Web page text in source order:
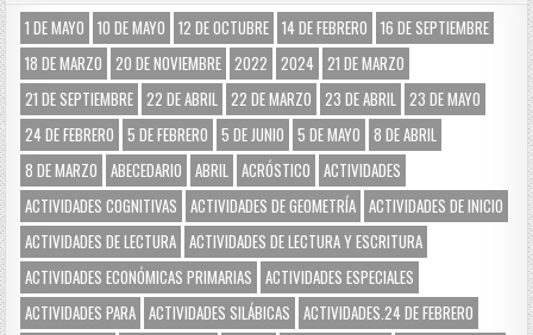
1 DE MAYO 10 DE MAYO 12 DE OCTUBRE 14 DE FEBRERO
16 DE SEPTIEMBRE
18 DE MARZO
20 DE NOVIEMBRE 2022 2024
21 DE MARZO
21 DE SEPTIEMBRE 22 DE ABRIL 22 DE MARZO 23 DE ABRIL 23 DE MAYO
24 DE FEBRERO
5 DE FEBRERO 5 DE JUNIO 5 DE MAYO
8 DE ABRIL
8 DE MARZO
ABECEDARIO ABRIL ACRÓSTICO
ACTIVIDADES
ACTIVIDADES COGNITIVAS
ACTIVIDADES DE GEOMETRÍA ACTIVIDADES DE INICIO
ACTIVIDADES DE LECTURA ACTIVIDADES DE LECTURA Y ESCRITURA
ACTIVIDADES ECONÓMICAS PRIMARIAS
ACTIVIDADES ESPECIALES
ACTIVIDADES PARA ACTIVIDADES SILÁBICAS
ACTIVIDADES.24 DE FEBRERO